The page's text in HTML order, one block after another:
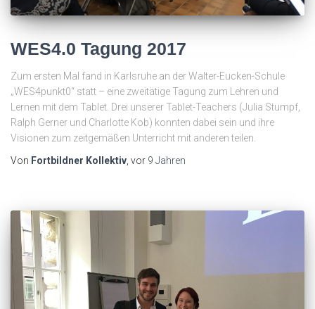
WES4.0 Tagung 2017
Zum ersten Mal fand in Karlsruhe an der Walter-Eucken-Schule
„WES4punkt0“ statt – eine zweitätige Tagung zum Lehren und
Lernen mit dem Tablet. Drei unserer Tablet-Teachers (Julia Stumpf,
Ralph Gerner und Charlotte Kob) konnten dabei sein und ihre
Visionen zum zeitgemäßen Unterricht mit anderen teilen.
Von Fortbildner Kollektiv , vor 9 Jahren